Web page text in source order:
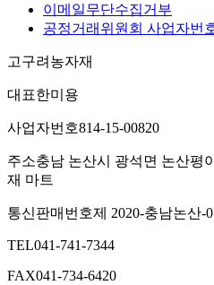
이메일무단수집거부
공정거래위원회 사업자번
고구려농자재
대표한미용
사업자번호814-15-00820
주소충남 논산시 광석면 논산평
재 마트
통신판매번호제 2020-충남논산-
TEL041-741-7344
FAX041-734-6420